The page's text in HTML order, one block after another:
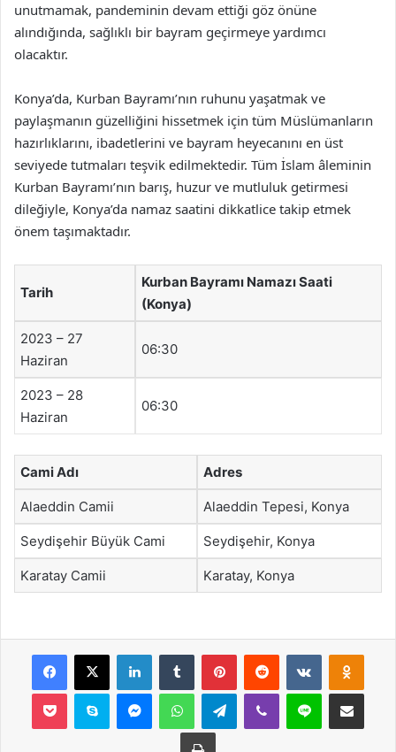
unutmamak, pandeminin devam ettiği göz önüne
alındığında, sağlıklı bir bayram geçirmeye yardımcı
olacaktır.
Konya’da, Kurban Bayramı’nın ruhunu yaşatmak ve
paylaşmanın güzelliğini hissetmek için tüm Müslümanların
hazırlıklarını, ibadetlerini ve bayram heyecanını en üst
seviyede tutmaları teşvik edilmektedir. Tüm İslam âleminin
Kurban Bayramı’nın barış, huzur ve mutluluk getirmesi
dileğiyle, Konya’da namaz saatini dikkatlice takip etmek
önem taşımaktadır.
Tarih
Kurban Bayramı Namazı Saati
(Konya)
2023 – 27
Haziran
06:30
2023 – 28
Haziran
06:30
Cami Adı Adres
Alaeddin Camii Alaeddin Tepesi, Konya
Seydişehir Büyük Cami Seydişehir, Konya
Karatay Camii Karatay, Konya
Facebook
X LinkedInTumblr PinterestReddit VKontakte
Pocket Skype MessengerWhatsAppTelegramViber Line E-Posta ile
Yazdır